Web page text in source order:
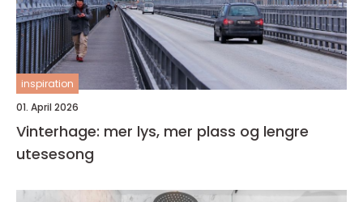
inspiration
01. April 2026
Vinterhage: mer lys, mer plass og lengre
utesesong